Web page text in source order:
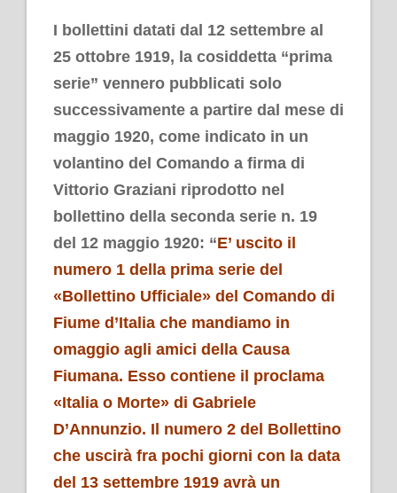
I bollettini datati dal 12 settembre al
25 ottobre 1919, la cosiddetta “prima
serie” vennero pubblicati solo
successivamente a partire dal mese di
maggio 1920, come indicato in un
volantino del Comando a firma di
Vittorio Graziani riprodotto nel
bollettino della seconda serie n. 19
del 12 maggio 1920: “E’ uscito il
numero 1 della prima serie del
«Bollettino Ufficiale» del Comando di
Fiume d’Italia che mandiamo in
omaggio agli amici della Causa
Fiumana. Esso contiene il proclama
«Italia o Morte» di Gabriele
D’Annunzio. Il numero 2 del Bollettino
che uscirà fra pochi giorni con la data
del 13 settembre 1919 avrà un